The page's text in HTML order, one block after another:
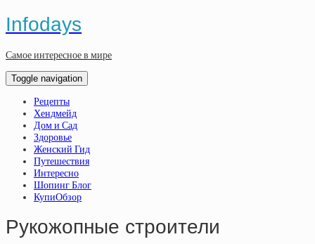
Infodays
Самое интересное в мире
Toggle navigation
Рецепты
Хендмейд
Дом и Сад
Здоровье
Женский Гид
Путешествия
Интересно
Шопинг Блог
КупиОбзор
Рукожопные строители